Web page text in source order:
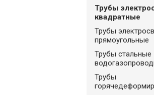
Трубы
квадратные
Трубы
прямоугольные
Трубы стальные
Трубы